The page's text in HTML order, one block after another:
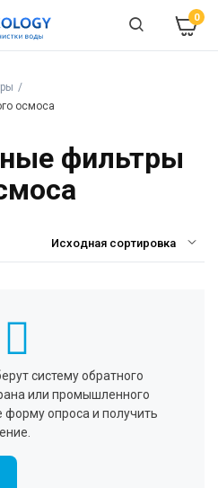
0
осмоса
фильтры
систему обратного
или промышленного
форму опроса и получить